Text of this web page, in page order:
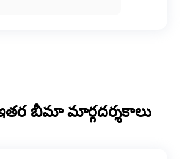
బీమా మార్గదర్శకాలు